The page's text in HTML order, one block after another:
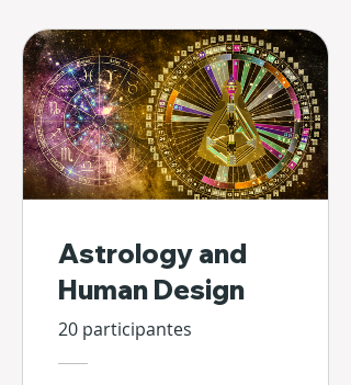
Astrology and
Human Design
20 participantes